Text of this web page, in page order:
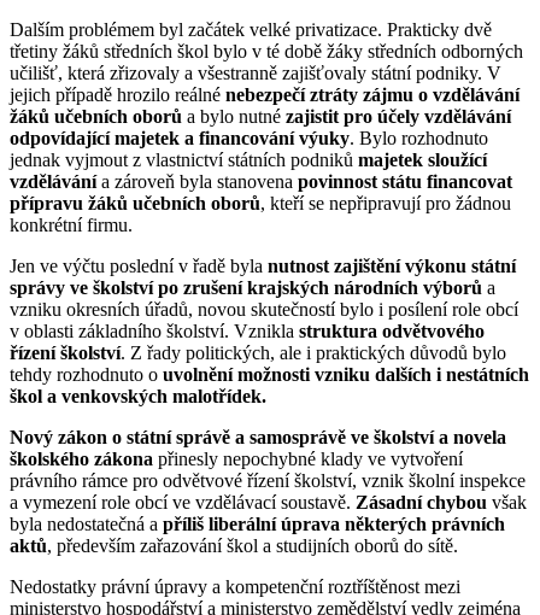
Dalším problémem byl začátek velké privatizace. Prakticky dvě
třetiny žáků středních škol bylo v té době žáky středních odborných
učilišť, která zřizovaly a všestranně zajišťovaly státní podniky. V
jejich případě hrozilo reálné nebezpečí ztráty zájmu o vzdělávání
žáků učebních oborů a bylo nutné zajistit pro účely vzdělávání
odpovídající majetek a financování výuky. Bylo rozhodnuto
jednak vyjmout z vlastnictví státních podniků majetek sloužící
vzdělávánía zároveň byla stanovena povinnost státu financovat
přípravu žáků učebních oborů, kteří se nepřipravují pro žádnou
konkrétní firmu.
Jen ve výčtu poslední v řadě byla nutnost zajištění výkonu státní
správy ve školství po zrušení krajských národních výborů a
vzniku okresních úřadů, novou skutečností bylo i posílení role obcí
v oblasti základního školství. Vznikla struktura odvětvového
řízení školství. Z řady politických, ale i praktických důvodů bylo
tehdy rozhodnuto o uvolnění možnosti vzniku dalších i nestátních
škol a venkovských malotřídek.
Nový zákon o státní správě a samosprávě ve školství a novela
školského zákona přinesly nepochybné klady ve vytvoření
právního rámce pro odvětvové řízení školství, vznik školní inspekce
a vymezení role obcí ve vzdělávací soustavě. Zásadní chybou však
byla nedostatečná a příliš liberální úprava některých právních
aktů, především zařazování škol a studijních oborů do sítě.
Nedostatky právní úpravy a kompetenční roztříštěnost mezi
ministerstvo hospodářství a ministerstvo zemědělství vedly zejména